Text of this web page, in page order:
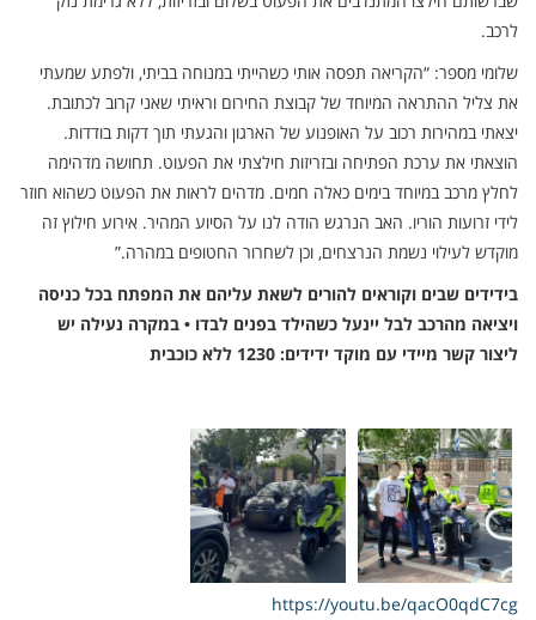
לרכב.
שלומי מספר: “הקריאה תפסה אותי כשהייתי במנוחה בביתי, ולפתע שמעתי
את צליל ההתראה המיוחד של קבוצת החירום וראיתי שאני קרוב לכתובת.
יצאתי במהירות רכוב על האופנוע של הארגון והגעתי תוך דקות בודדות.
הוצאתי את ערכת הפתיחה ובזריזות חילצתי את הפעוט. תחושה מדהימה
לחלץ מרכב במיוחד בימים כאלה חמים. מדהים לראות את הפעוט כשהוא חוזר
לידי זרועות הוריו. האב הנרגש הודה לנו על הסיוע המהיר. אירוע חילוץ זה
מוקדש לעילוי נשמת הנרצחים, וכן לשחרור החטופים במהרה.”
בידידים שבים וקוראים להורים לשאת עליהם את המפתח בכל כניסה
ויציאה מהרכב לבל יינעל כשהילד בפנים לבדו • במקרה נעילה יש
ליצור קשר מיידי עם מוקד ידידים: 1230 ללא כוכבית
https://youtu.be/qacO0qdC7cg